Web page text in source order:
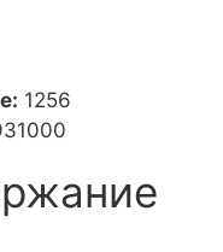
1256